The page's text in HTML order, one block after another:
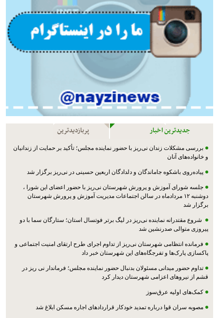
جدیدترین اخبار پربازدیدترین
بررسی مشکلات زندان نی‌ریز با حضور نماینده مجلس؛ تأکید بر حمایت از زندانیان
و خانواده‌های آنان
پیاده‌روی باشکوه جاماندگان و دلدادگان اربعین حسینی در نی‌ریز برگزار شد
جلسه شورای آموزش و پرورش شهرستان نی‌ریز با حضور اعضای این شورا ،
دوشنبه ۱۲ مردادماه در سالن اجتماعات مدیریت آموزش و پرورش شهرستان
برگزار شد
شروع مقتدرانه نماینده نی‌ریز در لیگ برتر فوتسال استان؛ ستارگان سما با دو
پیروزی متوالی صدرنشین شد
فرمانده انتظامی شهرستان نی‌ریز از تداوم اجرای طرح ارتقای امنیت اجتماعی و
پاکسازی پارک‌ها و تفرجگاه‌های این شهرستان خبر داد
تداوم حضور میدانی مسئولان بدنبال حضور نماینده مجلس؛ فرماندار نی ریز در
قشم از نیروهای اعزامی شهرستان دیدار کرد
کمک‌های اولیه عرق‌سوز
مصوبه سران قوا درباره تمدید خودکار قراردادهای اجاره مسکن ابلاغ شد